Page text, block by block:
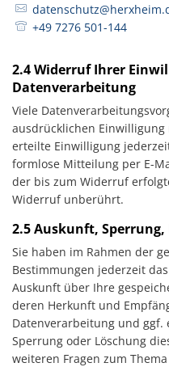
+49 7276 501-144
2.4 Widerruf Ihrer
Datenverarbeitung
Viele
ausdrücklichen Einwilligung
erteilte Einwilligung
formlose Mitteilung per E-
der bis zum Widerruf
Widerruf unberührt.
2.5 Auskunft, Sperrung,
Sie haben im Rahmen der
Bestimmungen jederzeit
Auskunft über Ihre
deren Herkunft und
Datenverarbeitung und ggf.
Sperrung oder Löschung
weiteren Fragen zum